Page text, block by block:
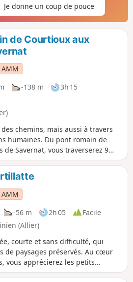
Je donne un coup de pouce
de Courtioux aux
-138 m
3h 15
chemins, mais aussi à travers
humaines. Du pont romain de
de Savernat, vous traverserez 9
aussi 2 chemins creux
bourbonnais. Si vous êtes
dans celui descendant de la
ferrées, des tombereaux et
gravées dans le granite du
vers notre patrimoine.
-56 m 2h 05
Facile
(Allier)
courte et sans difficulté, qui
de paysages préservés. Au cœur
vous apprécierez les petits
le long des ruisseaux.